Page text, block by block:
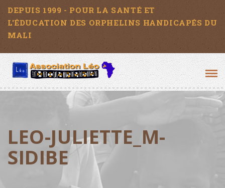
DEPUIS 1999 - POUR LA SANTÉ ET
L'ÉDUCATION DES ORPHELINS HANDICAPÉS DU
MALI
LEO-JULIETTE_M-
SIDIBE